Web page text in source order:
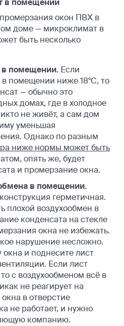
в помещении
окон ПВХ в
доме — микроклимат в
быть несколько
в помещении. Если
в помещении ниже 18°С, то
— обычно это
домах, где в холодное
не живёт, а сам дом
уменьшая
Однако по разным
ниже нормы может быть
опять же, будет
и промерзание окна.
в помещении.
герметичная.
плохой воздухообмен в
конденсата на стекле
окна не избежать.
нарушение несложно.
окна и поднесите лист
Если лист
с воздухообменом всё в
не реагирует на
в отверстие
не работает, и нужно
компанию.